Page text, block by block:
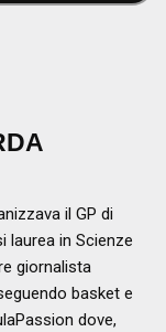
il GP di
laurea in Scienze
giornalista
basket e
dove,